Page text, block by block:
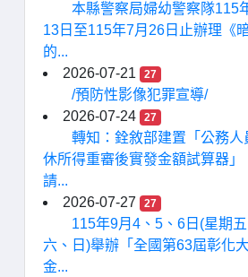
本縣警察局婦幼警察隊115
13日至115年7月26日止辦理《
的...
2026-07-21
27
/預防性影像犯罪宣導/
2026-07-24
27
轉知：銓敘部建置「公務人
休所得重審後實發金額試算器」
請...
2026-07-27
27
115年9月4、5、6日(星期五
六、日)舉辦「全國第63屆彰化
金...